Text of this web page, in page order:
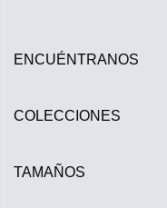
ENCUÉNTRANOS
COLECCIONES
TAMAÑOS